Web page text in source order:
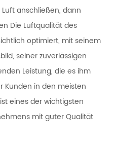
anschließen, dann
Die Luftqualität des
optimiert, mit seinem
seiner zuverlässigen
Leistung, die es ihm
Kunden in den meisten
eines der wichtigsten
mit guter Qualität